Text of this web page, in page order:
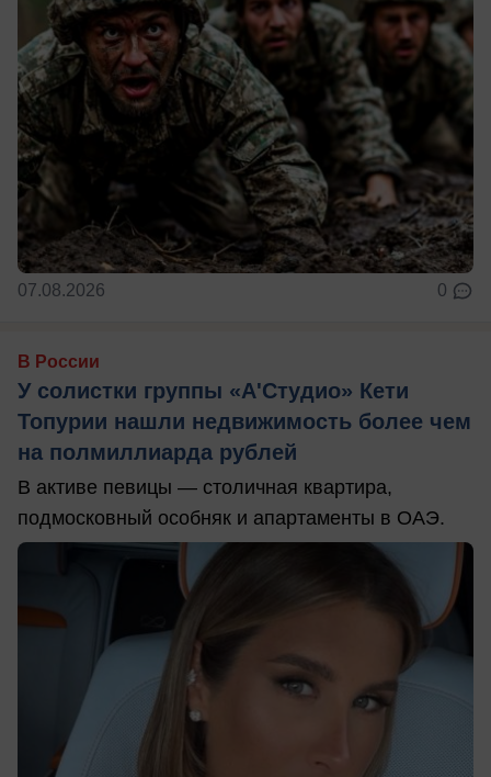
07.08.2026 0
В России
У солистки группы «А'Студио» Кети
Топурии нашли недвижимость более чем
на полмиллиарда рублей
В активе певицы — столичная квартира,
подмосковный особняк и апартаменты в ОАЭ.